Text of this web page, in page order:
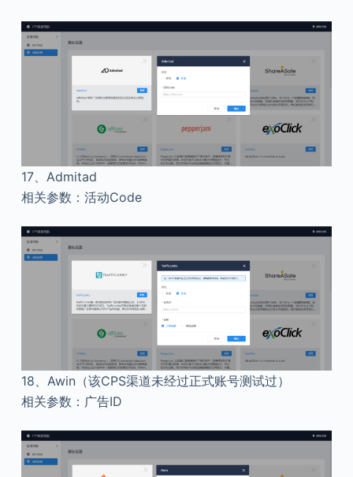
17、 Admitad
相关参数：活动Code
18、 Awin（该CPS渠道未经过正式账号测试过）
相关参数：广告ID